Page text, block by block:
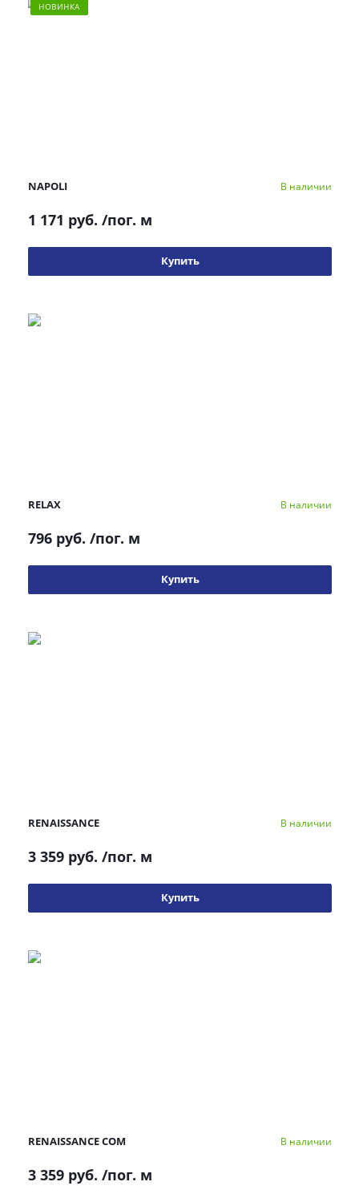
НОВИНКА
NAPOLI В наличии
1 171 руб. /пог. м
Купить
RELAX В наличии
796 руб. /пог. м
Купить
RENAISSANCE В наличии
3 359 руб. /пог. м
Купить
RENAISSANCE COM В наличии
3 359 руб. /пог. м